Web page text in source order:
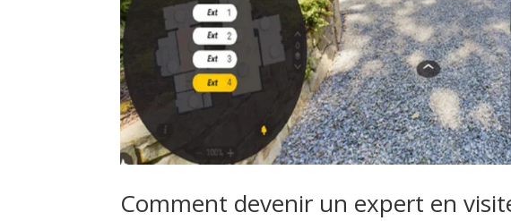
Comment devenir un expert en